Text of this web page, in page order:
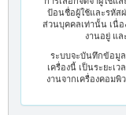
ป้อนชื่อผู้ใช้และรหัส
ส่วนบุคคลเท่านั้น เนื่อ
งานอยู่ แล
ระบบจะบันทึกข้อมูล
เครื่องนี้ เป็นระยะเ
งานจากเครื่องคอมพิ